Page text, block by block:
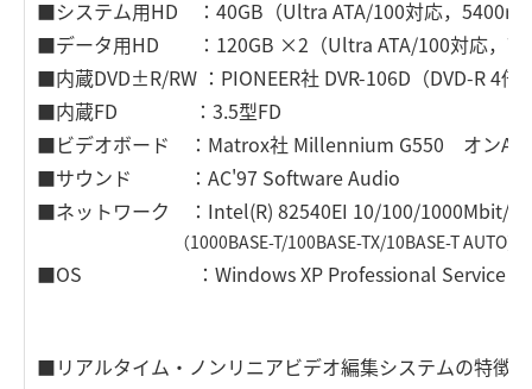
■システム用HD ：40GB（Ultra ATA/100対応，
■データ用HD ：120GB ×2（Ultra ATA/100対応，
■内蔵DVD±R/RW ：PIONEER社 DVR-106D（DVD-R 4倍
■内蔵FD ：3.5型FD
■ビデオボード ：Matrox社 Millennium G550 オン
■サウンド ：AC'97 Software Audio
■ネットワーク ：Intel(R) 82540EI 10/100/1000Mbit/
（1000BASE-T/100BASE-TX/10BASE-T AUTO）
■OS ：Windows XP Professional Service Pack
■リアルタイム・ノンリニアビデオ編集システムの特徴